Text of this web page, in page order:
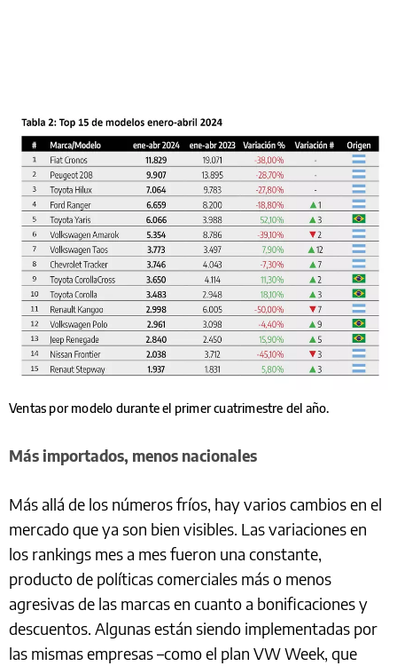
Ventas por modelo durante el primer cuatrimestre del año.
Más importados, menos nacionales
Más allá de los números fríos, hay varios cambios en el
mercado que ya son bien visibles. Las variaciones en
los rankings mes a mes fueron una constante,
producto de políticas comerciales más o menos
agresivas de las marcas en cuanto a bonificaciones y
descuentos. Algunas están siendo implementadas por
las mismas empresas –como el plan VW Week, que